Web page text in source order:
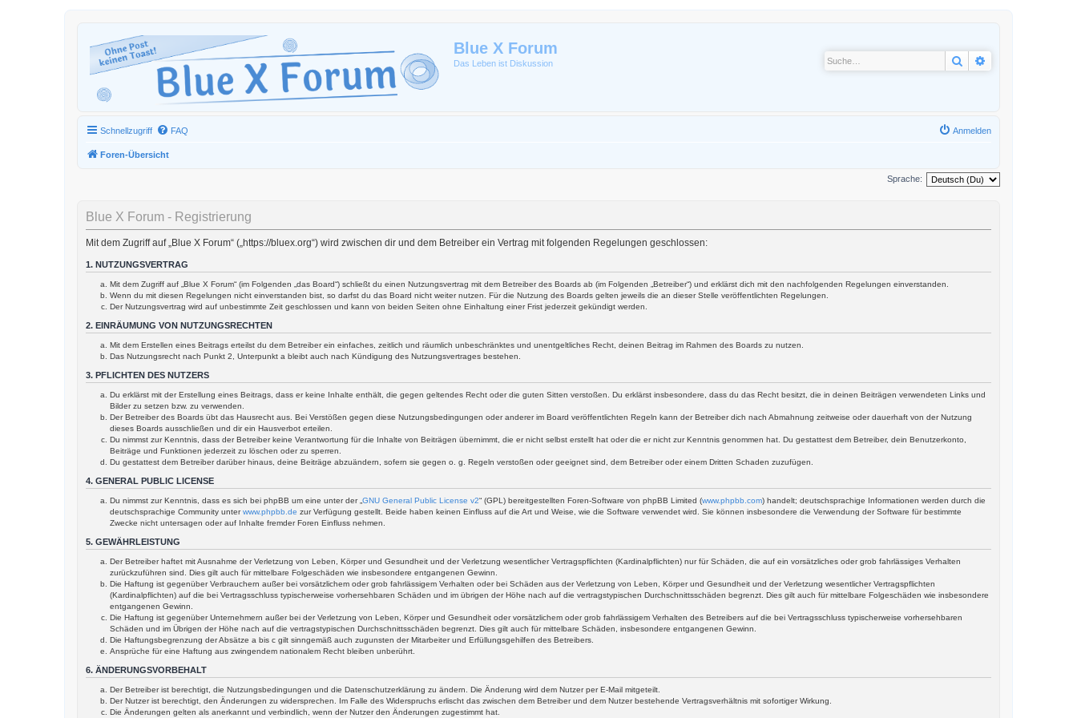
Blue X Forum
Das Leben ist Diskussion Suche
Schnellzugriff FAQ Anmelden
Foren-Übersicht
Sprache:
Blue X Forum - Registrierung
Mit dem Zugriff auf „Blue X Forum“ („https://bluex.org“) wird zwischen dir und dem Betreiber ein Vertrag mit folgenden Regelungen geschlossen:
1. NUTZUNGSVERTRAG
Mit dem Zugriff auf „Blue X Forum“ (im Folgenden „das Board“) schließt du einen Nutzungsvertrag mit dem Betreiber des Boards ab (im Folgenden „Betreiber“) und erklärst dich mit den nachfolgenden Regelungen einverstanden.
Wenn du mit diesen Regelungen nicht einverstanden bist, so darfst du das Board nicht weiter nutzen. Für die Nutzung des Boards gelten jeweils die an dieser Stelle veröffentlichten Regelungen.
Der Nutzungsvertrag wird auf unbestimmte Zeit geschlossen und kann von beiden Seiten ohne Einhaltung einer Frist jederzeit gekündigt werden.
2. EINRÄUMUNG VON NUTZUNGSRECHTEN
Mit dem Erstellen eines Beitrags erteilst du dem Betreiber ein einfaches, zeitlich und räumlich unbeschränktes und unentgeltliches Recht, deinen Beitrag im Rahmen des Boards zu nutzen.
Das Nutzungsrecht nach Punkt 2, Unterpunkt a bleibt auch nach Kündigung des Nutzungsvertrages bestehen.
3. PFLICHTEN DES NUTZERS
Du erklärst mit der Erstellung eines Beitrags, dass er keine Inhalte enthält, die gegen geltendes Recht oder die guten Sitten verstoßen. Du erklärst insbesondere, dass du das Recht besitzt, die in deinen Beiträgen verwendeten Links und
Bilder zu setzen bzw. zu verwenden.
Der Betreiber des Boards übt das Hausrecht aus. Bei Verstößen gegen diese Nutzungsbedingungen oder anderer im Board veröffentlichten Regeln kann der Betreiber dich nach Abmahnung zeitweise oder dauerhaft von der Nutzung
dieses Boards ausschließen und dir ein Hausverbot erteilen.
Du nimmst zur Kenntnis, dass der Betreiber keine Verantwortung für die Inhalte von Beiträgen übernimmt, die er nicht selbst erstellt hat oder die er nicht zur Kenntnis genommen hat. Du gestattest dem Betreiber, dein Benutzerkonto,
Beiträge und Funktionen jederzeit zu löschen oder zu sperren.
Du gestattest dem Betreiber darüber hinaus, deine Beiträge abzuändern, sofern sie gegen o. g. Regeln verstoßen oder geeignet sind, dem Betreiber oder einem Dritten Schaden zuzufügen.
4. GENERAL PUBLIC LICENSE
Du nimmst zur Kenntnis, dass es sich bei phpBB um eine unter der „ GNU General Public License v2“ (GPL) bereitgestellten Foren-Software von phpBB Limited (www.phpbb.com) handelt; deutschsprachige Informationen werden durch die
deutschsprachige Community unterwww.phpbb.de zur Verfügung gestellt. Beide haben keinen Einfluss auf die Art und Weise, wie die Software verwendet wird. Sie können insbesondere die Verwendung der Software für bestimmte
Zwecke nicht untersagen oder auf Inhalte fremder Foren Einfluss nehmen.
5. GEWÄHRLEISTUNG
Der Betreiber haftet mit Ausnahme der Verletzung von Leben, Körper und Gesundheit und der Verletzung wesentlicher Vertragspflichten (Kardinalpflichten) nur für Schäden, die auf ein vorsätzliches oder grob fahrlässiges Verhalten
zurückzuführen sind. Dies gilt auch für mittelbare Folgeschäden wie insbesondere entgangenen Gewinn.
Die Haftung ist gegenüber Verbrauchern außer bei vorsätzlichem oder grob fahrlässigem Verhalten oder bei Schäden aus der Verletzung von Leben, Körper und Gesundheit und der Verletzung wesentlicher Vertragspflichten
(Kardinalpflichten) auf die bei Vertragsschluss typischerweise vorhersehbaren Schäden und im übrigen der Höhe nach auf die vertragstypischen Durchschnittsschäden begrenzt. Dies gilt auch für mittelbare Folgeschäden wie insbesondere
entgangenen Gewinn.
Die Haftung ist gegenüber Unternehmern außer bei der Verletzung von Leben, Körper und Gesundheit oder vorsätzlichem oder grob fahrlässigem Verhalten des Betreibers auf die bei Vertragsschluss typischerweise vorhersehbaren
Schäden und im Übrigen der Höhe nach auf die vertragstypischen Durchschnittsschäden begrenzt. Dies gilt auch für mittelbare Schäden, insbesondere entgangenen Gewinn.
Die Haftungsbegrenzung der Absätze a bis c gilt sinngemäß auch zugunsten der Mitarbeiter und Erfüllungsgehilfen des Betreibers.
Ansprüche für eine Haftung aus zwingendem nationalem Recht bleiben unberührt.
6. ÄNDERUNGSVORBEHALT
Der Betreiber ist berechtigt, die Nutzungsbedingungen und die Datenschutzerklärung zu ändern. Die Änderung wird dem Nutzer per E-Mail mitgeteilt.
Der Nutzer ist berechtigt, den Änderungen zu widersprechen. Im Falle des Widerspruchs erlischt das zwischen dem Betreiber und dem Nutzer bestehende Vertragsverhältnis mit sofortiger Wirkung.
Die Änderungen gelten als anerkannt und verbindlich, wenn der Nutzer den Änderungen zugestimmt hat.